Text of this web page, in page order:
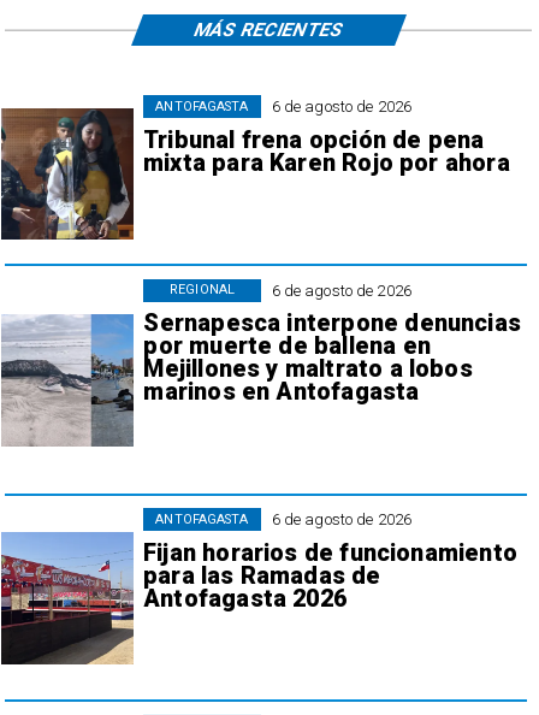
6 de agosto de 2026
Tribunal frena opción de pena
mixta para Karen Rojo por ahora
ANTOFAGASTA
6 de agosto de 2026
Sernapesca interpone denuncias
por muerte de ballena en
Mejillones y maltrato a lobos
marinos en Antofagasta
REGIONAL
6 de agosto de 2026
Fijan horarios de funcionamiento
para las Ramadas de
Antofagasta 2026
ANTOFAGASTA
MÁS RECIENTES